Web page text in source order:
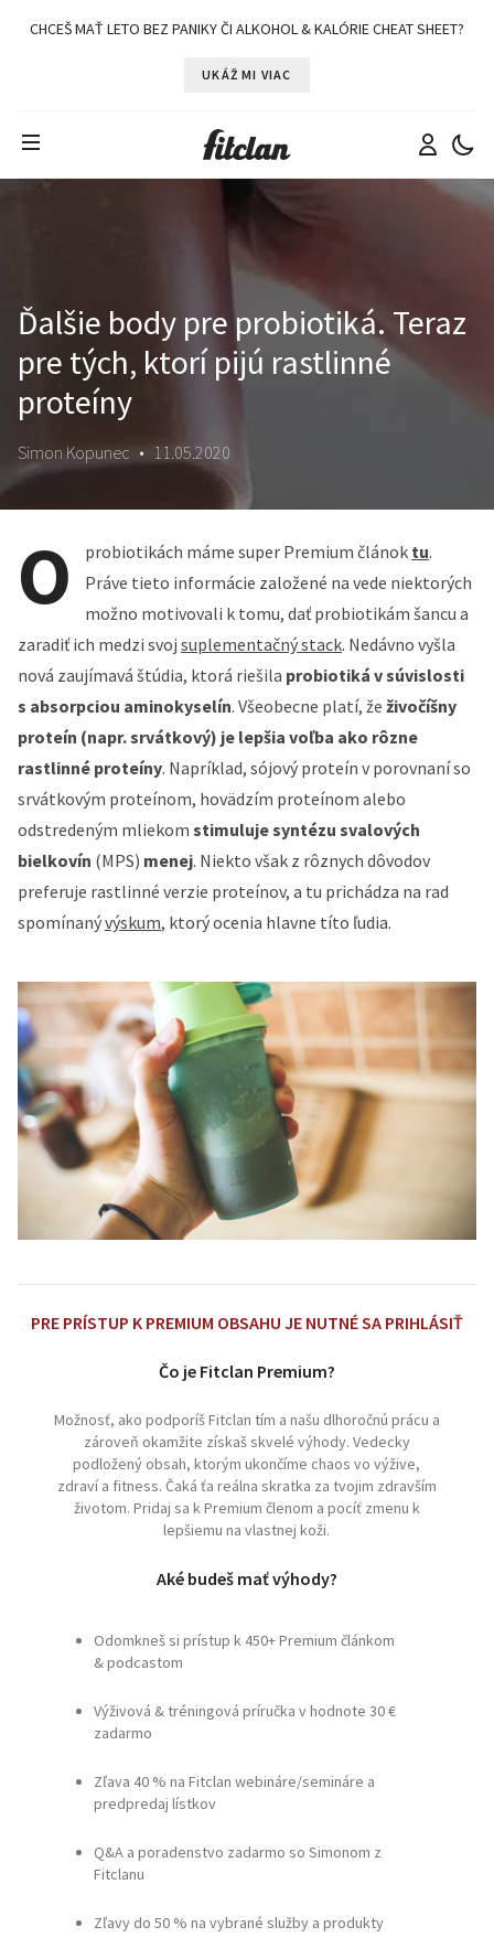
CHCEŠ MAŤ LETO BEZ PANIKY ČI ALKOHOL & KALÓRIE CHEAT SHEET?
UKÁŽ MI VIAC
Ďalšie body pre probiotiká. Teraz
pre tých, ktorí pijú rastlinné
proteíny
Simon Kopunec • 11.05.2020
O probiotikách máme super Premium článok tu.
Práve tieto informácie založené na vede niektorých
možno motivovali k tomu, dať probiotikám šancu a
zaradiť ich medzi svoj suplementačný stack. Nedávno vyšla
nová zaujímavá štúdia, ktorá riešila probiotiká v súvislosti
s absorpciou aminokyselín. Všeobecne platí, že živočíšny
proteín (napr. srvátkový) je lepšia voľba ako rôzne
rastlinné proteíny. Napríklad, sójový proteín v porovnaní so
srvátkovým proteínom, hovädzím proteínom alebo
odstredeným mliekom stimuluje syntézu svalových
bielkovín (MPS) menej. Niekto však z rôznych dôvodov
preferuje rastlinné verzie proteínov, a tu prichádza na rad
spomínanývýskum, ktorý ocenia hlavne títo ľudia.
PRE PRÍSTUP K PREMIUM OBSAHU JE NUTNÉ SA PRIHLÁSIŤ
Čo je Fitclan Premium?
Možnosť, ako podporíš Fitclan tím a našu dlhoročnú prácu a
zároveň okamžite získaš skvelé výhody. Vedecky
podložený obsah, ktorým ukončíme chaos vo výžive,
zdraví a fitness. Čaká ťa reálna skratka za tvojim zdravším
životom. Pridaj sa k Premium členom a pocíť zmenu k
lepšiemu na vlastnej koži.
Aké budeš mať výhody?
Odomkneš si prístup k 450+ Premium článkom
& podcastom
Výživová & tréningová príručka v hodnote 30 €
zadarmo
Zľava 40 % na Fitclan webináre/semináre a
predpredaj lístkov
Q&A a poradenstvo zadarmo so Simonom z
Fitclanu
Zľavy do 50 % na vybrané služby a produkty